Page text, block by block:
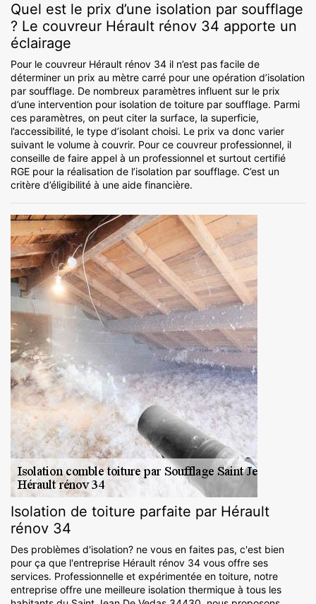
Quel est le prix d’une isolation par soufflage
? Le couvreur Hérault rénov 34 apporte un
éclairage
Pour le couvreur Hérault rénov 34 il n’est pas facile de
déterminer un prix au mètre carré pour une opération d’isolation
par soufflage. De nombreux paramètres influent sur le prix
d’une intervention pour isolation de toiture par soufflage. Parmi
ces paramètres, on peut citer la surface, la superficie,
l’accessibilité, le type d’isolant choisi. Le prix va donc varier
suivant le volume à couvrir. Pour ce couvreur professionnel, il
conseille de faire appel à un professionnel et surtout certifié
RGE pour la réalisation de l’isolation par soufflage. C’est un
critère d’éligibilité à une aide financière.
Isolation de toiture parfaite par Hérault
rénov 34
Des problèmes d'isolation? ne vous en faites pas, c'est bien
pour ça que l'entreprise Hérault rénov 34 vous offre ses
services. Professionnelle et expérimentée en toiture, notre
entreprise offre une meilleure isolation thermique à tous les